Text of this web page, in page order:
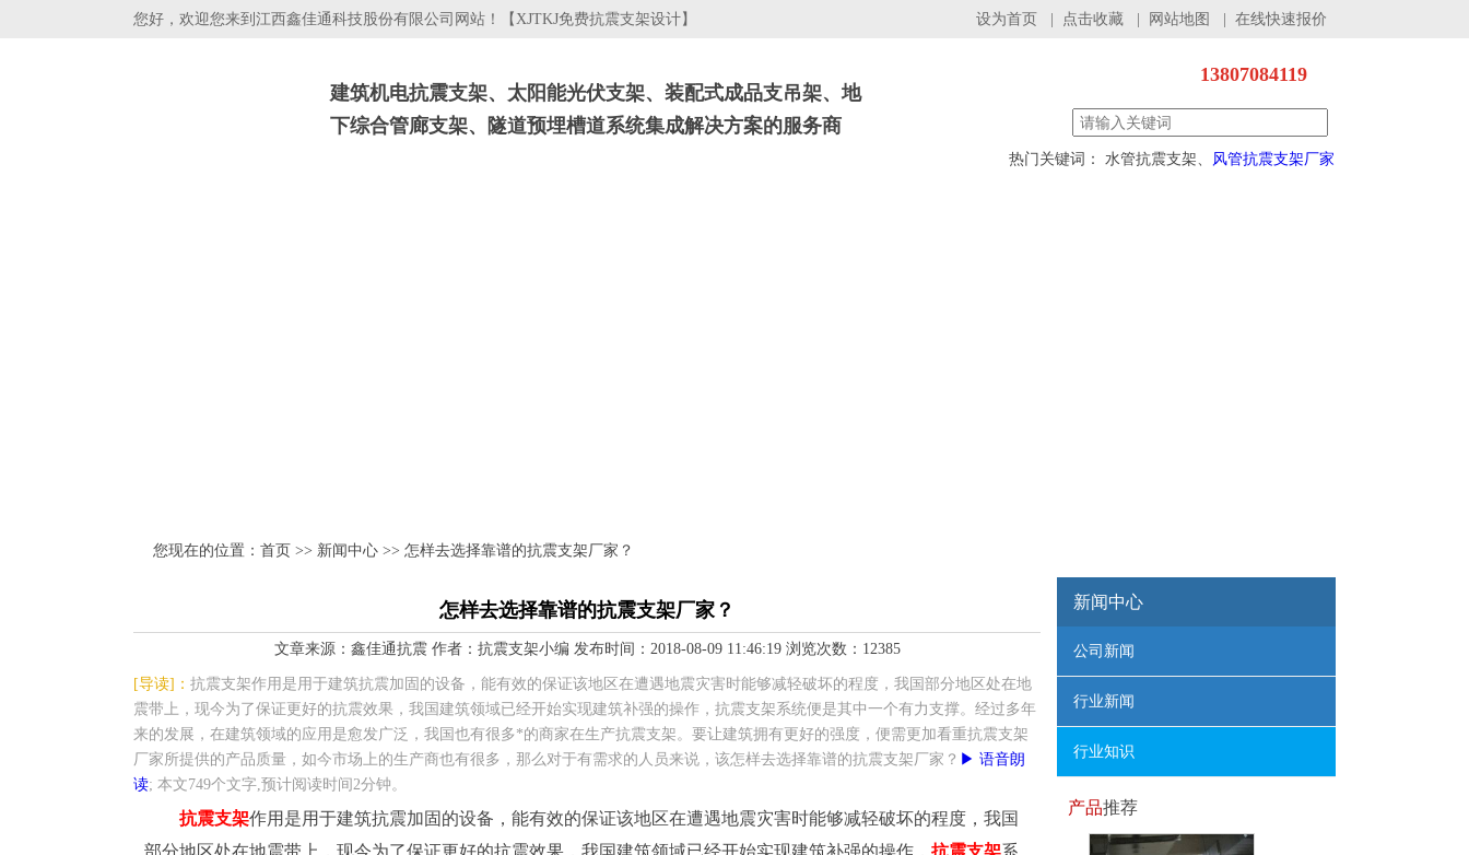
您好，欢迎您来到江西鑫佳通科技股份有限公司网站！【XJTKJ免费抗震支架设计】 设为首页 点击收藏 网站地图 在线快速报价
建筑机电抗震支架、太阳能光伏支架、装配式成品支吊架、地
下综合管廊支架、隧道预埋槽道系统集成解决方案的服务商
13807084119
热门关键词： 水管抗震支架、 风管抗震支架厂家
您现在的位置： 首页 >> 新闻中心>> 怎样去选择靠谱的抗震支架厂家？
怎样去选择靠谱的抗震支架厂家？
文章来源：鑫佳通抗震 作者：抗震支架小编 发布时间：2018-08-09 11:46:19 浏览次数：12385
[导读]： 抗震支架作用是用于建筑抗震加固的设备，能有效的保证该地区在遭遇地震灾害时能够减轻破坏的程度，我国部分地区处在地
震带上，现今为了保证更好的抗震效果，我国建筑领域已经开始实现建筑补强的操作，抗震支架系统便是其中一个有力支撑。经过多年
来的发展，在建筑领域的应用是愈发广泛，我国也有很多*的商家在生产抗震支架。要让建筑拥有更好的强度，便需更加看重抗震支架
厂家所提供的产品质量，如今市场上的生产商也有很多，那么对于有需求的人员来说，该怎样去选择靠谱的抗震支架厂家？ ▶ 语音朗
读; 本文749个文字,预计阅读时间2分钟。
抗震支架作用是用于建筑抗震加固的设备，能有效的保证该地区在遭遇地震灾害时能够减轻破坏的程度，我国
部分地区处在地震带上，现今为了保证更好的抗震效果，我国建筑领域已经开始实现建筑补强的操作， 抗震支架系
新闻中心
公司新闻
行业新闻
行业知识
产品推荐